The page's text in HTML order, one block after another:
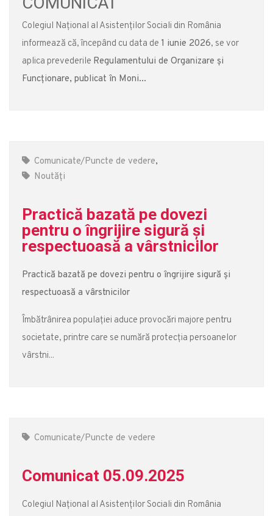
Colegiul Național al Asistenților Sociali din România
informează că, începând cu data de 1 iunie 2026, se vor
aplica prevederile Regulamentului de Organizare și
Funcționare, publicat în Moni...
Comunicate/Puncte de vedere,
Noutăți
Practică bazată pe dovezi
pentru o îngrijire sigură și
respectuoasă a vârstnicilor
Practică bazată pe dovezi pentru o îngrijire sigură și
respectuoasă a vârstnicilor
Îmbătrânirea populației aduce provocări majore pentru
societate, printre care se numără protecția persoanelor
vârstni...
Comunicate/Puncte de vedere
Comunicat 05.09.2025
Colegiul Național al Asistenților Sociali din România